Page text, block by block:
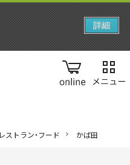
online
レストラン・フード かば田
詳細